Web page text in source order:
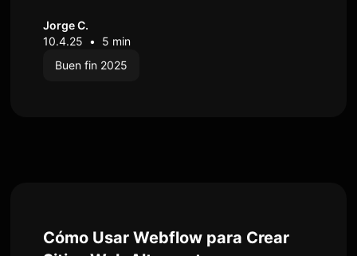
Jorge C.
10.4.25 •
5 min
Buen fin 2025
Cómo Usar Webflow para Crear